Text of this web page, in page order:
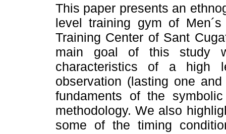
This paper presents an
level training gym of
Training Center of Sant
main goal of this study
characteristics of a high
observation (lasting one
fundaments of the
methodology. We also
some of the timing